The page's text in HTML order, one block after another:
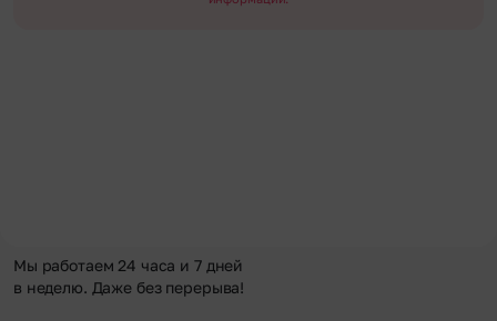
Мы работаем 24 часа и 7 дней
в неделю. Даже без перерыва!